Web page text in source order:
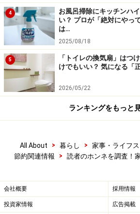
4
お風呂掃除にキッチンハ
い？ プロが「絶対にやっ
は…
2025/08/18
5
「トイレの換気扇」はつ
けでもいい？ 気になる「
2026/05/22
ランキングをもっと
All About > 暮らし > 家事・ライフ
節約関連情報
> 読者のホンネを調査！
会社概要 採用情報
投資家情報 広告掲載